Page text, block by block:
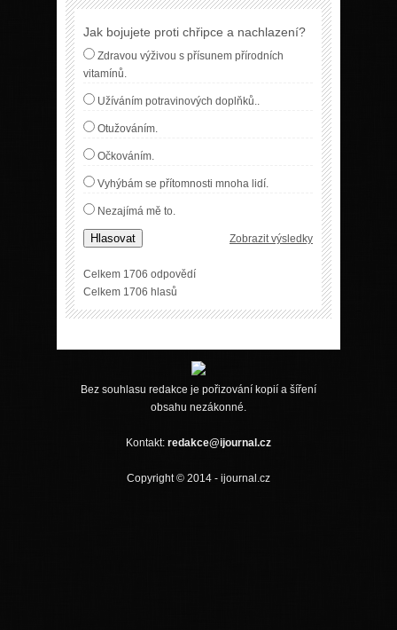
Jak bojujete proti chřipce a nachlazení?
Zdravou výživou s přísunem přírodních
vitamínů.
Užíváním potravinových doplňků..
Otužováním.
Očkováním.
Vyhýbám se přítomnosti mnoha lidí.
Nezajímá mě to.
Hlasovat Zobrazit výsledky
Celkem 1706 odpovědí
Celkem 1706 hlasů
Bez souhlasu redakce je pořizování kopií a šíření
obsahu nezákonné.
Kontakt: redakce@ijournal.cz
Copyright © 2014 - ijournal.cz